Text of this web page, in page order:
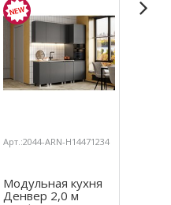
Арт.:2044-ARN-Н14471234
Модульная кухня
Денвер 2,0 м